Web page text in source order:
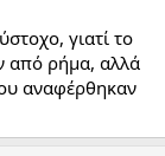
γιατί το
από ρήμα, αλλά
αναφέρθηκαν